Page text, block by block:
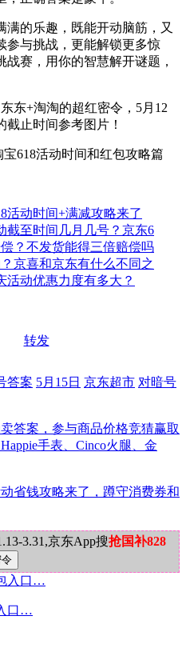
的乐趣，既能开动脑筋，又
参与挑战，更能解锁更多惊
赛，用你的智慧解开谜题，
+淘淘的超红密令，5月12
截止时间参考图片！
活动时间+满减攻略来了
截至时间几月几号？京东6
？不发货能得三倍赔偿吗
京喜和京东有什么不同之
活动优惠力度有多大？
转发
答案 5月15日 京东超市 对暗号
答案，参与商品价格竞猜赢取
手表、Cinco火腿、金
省钱攻略来了，蹲守消费券和
3.31,京东App搜抢国补828
口…